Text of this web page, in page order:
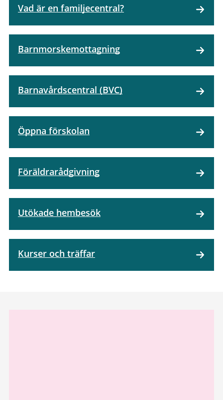
Vad är en familjecentral?
Barnmorskemottagning
Barnavårdscentral (BVC)
Öppna förskolan
Föräldrarådgivning
Utökade hembesök
Kurser och träffar